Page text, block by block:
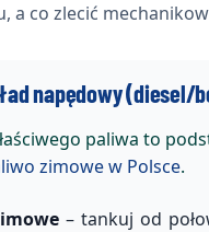
a co zlecić
napędowy (diesel/
paliwa to
zimowe w Polsce.
– tankuj od